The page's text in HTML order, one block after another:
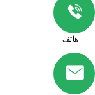
هاتف